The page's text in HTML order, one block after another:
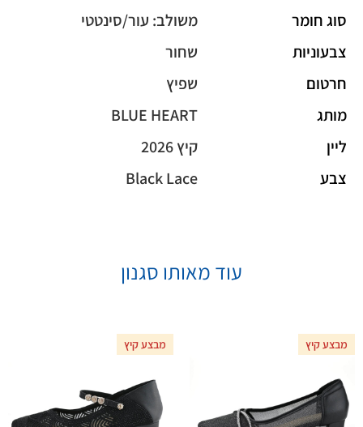
סוג חומר
משולב: עור/סינטטי
צבעוניות
שחור
חרטום
שפיץ
מותג
BLUE HEART
ליין
קיץ 2026
צבע
Black Lace
עוד מאותו סגנון
מבצע קיץ מבצע קיץ